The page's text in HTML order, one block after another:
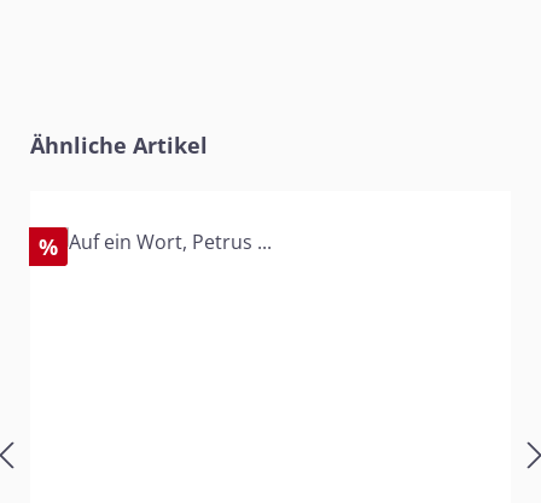
Produktgalerie überspringen
Ähnliche Artikel
%